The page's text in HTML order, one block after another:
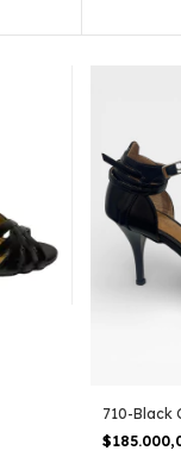
710-Black